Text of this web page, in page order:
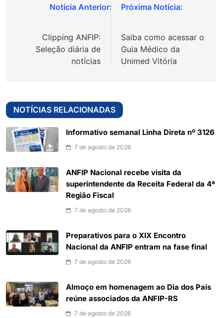
Navegação
Post
Clipping ANFIP:
Seleção diária de
notícias
Saiba como acessar o
Guia Médico da
Unimed Vitória
NOTÍCIAS RELACIONADAS
Informativo semanal Linha Direta nº 3126
7 de agosto de 2026
ANFIP Nacional recebe visita da
superintendente da Receita Federal da 4ª
Região Fiscal
7 de agosto de 2026
Preparativos para o XIX Encontro
Nacional da ANFIP entram na fase final
7 de agosto de 2026
Almoço em homenagem ao Dia dos Pais
reúne associados da ANFIP-RS
7 de agosto de 2026